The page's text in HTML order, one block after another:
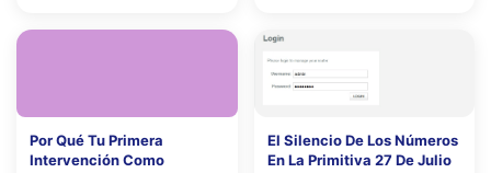
Por Qué Tu Primera
Intervención Como
El Silencio De Los Números
En La Primitiva 27 De Julio